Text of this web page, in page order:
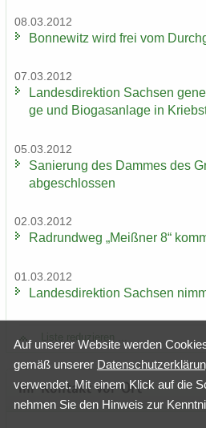
08.03.2012
Bon­ne­witz wird frei vom
07.03.2012
Lan­des­di­rek­ti­on Sach­sen
ge und Bio­gas­an­la­ge in
05.03.2012
Sa­nie­rung des Dam­mes des
ab­ge­schlos­sen
02.03.2012
Rad­rund­weg „Meiß­ner 8“
01.03.2012
Lan­des­di­rek­ti­on Sach­sen
Liste re­du­zie­ren ...
Ihr Kon­takt vor Ort
Auf un­se­rer Web­site wer­den
gemäß un­se­rer
ver­wen­det. Mit einem Klick auf die
neh­men Sie den Hin­weis zur